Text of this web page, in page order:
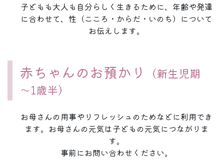
子どもも大人も自分らしく生きるために、年齢や発達
に合わせて、性（こころ・からだ・いのち）について
お伝えします。
赤ちゃんのお預かり
（新生児期
～1歳半）
お母さんの用事やリフレッシュのためなどに利用でき
ます。お母さんの元気は子どもの元気につながりま
す。
事前にお問い合わせください。